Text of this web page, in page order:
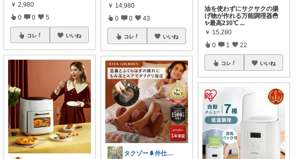
￥ 2,980
0 0 5
コレ いいね
￥ 14,980
0 0 43
コレ いいね
タクゾー🌲外仕事を快適にしたい
油を使わずにサクサクの揚
げ物が作れる万能調理器🍟
✨最高230℃ ...
￥ 15,280
0 1 22
コレ いいね